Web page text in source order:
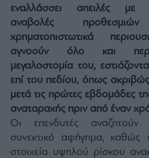
Design
Fashion
&
Art
Watches
Yachts
Table
For
Two
εναλλάσσει απειλές με
αναβολές
χρηματοπιστωτικά
αγνοούν όλο και
μεγαλοστομία του,
επί του πεδίου, όπως ακριβώς
μετά τις πρώτες εβδομάδες
αναταραχής πριν από έναν
Οι επενδυτές
συνεκτικό αφήγημα, καθώς
στοιχεία υψηλού ρίσκου